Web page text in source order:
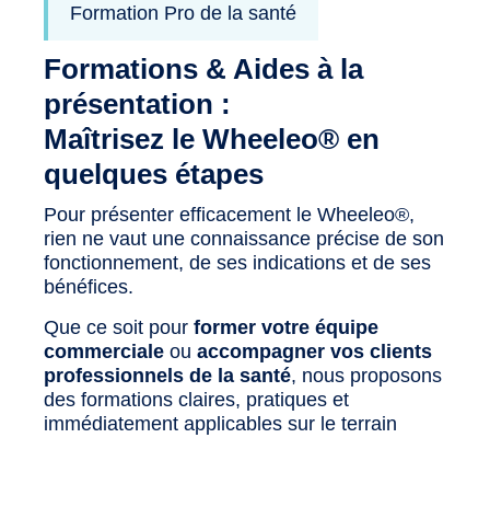
Formation Pro de la santé
Formations & Aides à la
présentation :
Maîtrisez le Wheeleo® en
quelques étapes
Pour présenter efficacement le Wheeleo®,
rien ne vaut une connaissance précise de son
fonctionnement, de ses indications et de ses
bénéfices.
Que ce soit pour former votre équipe
commerciale ou accompagner vos clients
professionnels de la santé, nous proposons
des formations claires, pratiques et
immédiatement applicables sur le terrain